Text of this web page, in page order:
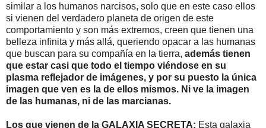
similar a los humanos narcisos, solo que en este caso ellos
si vienen del verdadero planeta de origen de este
comportamiento y son más extremos, creen que tienen una
belleza infinita y más allá, queriendo opacar a las humanas
que buscan para su compañía en la tierra, además tienen
que estar casi que todo el tiempo viéndose en su
plasma reflejador de imágenes, y por su puesto la única
imagen que ven es la de ellos mismos. Ni ve la imagen
de las humanas, ni de las marcianas.
Los que vienen de la GALAXIA SECRETA: Esta galaxia